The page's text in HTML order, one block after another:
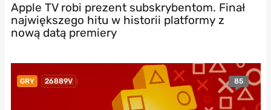
Apple TV robi prezent subskrybentom. Finał
największego hitu w historii platformy z
nową datą premiery
GRY 26889V 85